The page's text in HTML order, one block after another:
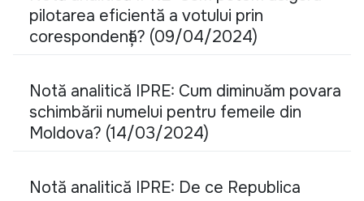
pilotarea eficientă a votului prin
corespondență? (09/04/2024)
Notă analitică IPRE: Cum diminuăm povara
schimbării numelui pentru femeile din
Moldova? (14/03/2024)
Notă analitică IPRE: De ce Republica